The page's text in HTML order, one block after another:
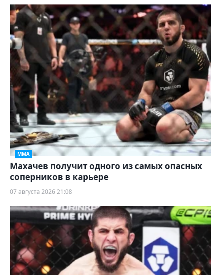
ММА
Махачев получит одного из самых опасных
соперников в карьере
07 августа 2026 21:08